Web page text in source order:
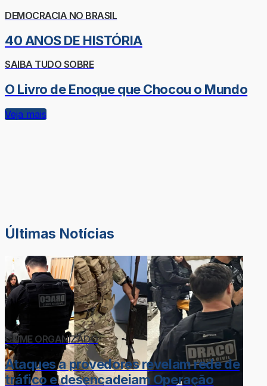
DEMOCRACIA NO BRASIL
40 ANOS DE HISTÓRIA
SAIBA TUDO SOBRE
O Livro de Enoque que Chocou o Mundo
Veja mais
Últimas Notícias
CRIME ORGANIZADO
Ataques a provedores revelam rede de
tráfico e desencadeiam Operação